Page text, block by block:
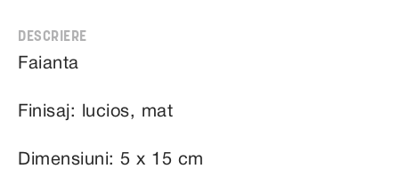
Faianta
Finisaj: lucios, mat
Dimensiuni: 5 x 15 cm